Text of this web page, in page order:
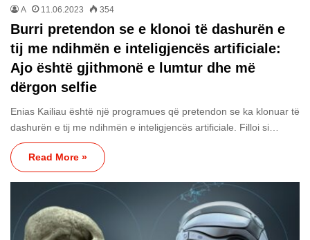
A 11.06.2023 354
Burri pretendon se e klonoi të dashurën e
tij me ndihmën e inteligjencës artificiale:
Ajo është gjithmonë e lumtur dhe më
dërgon selfie
Enias Kailiau është një programues që pretendon se ka klonuar të
dashurën e tij me ndihmën e inteligjencës artificiale. Filloi si…
Read More »